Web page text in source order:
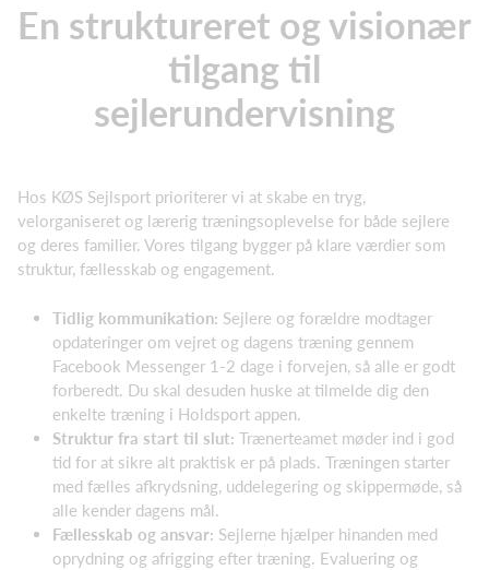
En struktureret og visionær
tilgang til
sejlerundervisning
Hos KØS Sejlsport prioriterer vi at skabe en tryg,
velorganiseret og lærerig træningsoplevelse for både sejlere
og deres familier. Vores tilgang bygger på klare værdier som
struktur, fællesskab og engagement.
Tidlig kommunikation: Sejlere og forældre modtager
opdateringer om vejret og dagens træning gennem
Facebook Messenger 1-2 dage i forvejen, så alle er godt
forberedt. Du skal desuden huske at tilmelde dig den
enkelte træning i Holdsport appen.
Struktur fra start til slut: Trænerteamet møder ind i god
tid for at sikre alt praktisk er på plads. Træningen starter
med fælles afkrydsning, uddelegering og skippermøde, så
alle kender dagens mål.
Fællesskab og ansvar: Sejlerne hjælper hinanden med
oprydning og afrigging efter træning. Evaluering og